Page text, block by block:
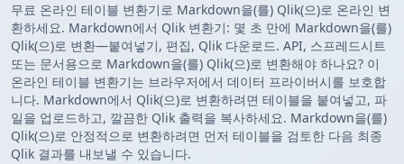
무료 온라인 테이블 변환기로 Markdown을(를) Qlik(으)로 온라인 변
환하세요. Markdown에서 Qlik 변환기: 몇 초 만에 Markdown을(를)
Qlik(으)로 변환—붙여넣기, 편집, Qlik 다운로드. API, 스프레드시트
또는 문서용으로 Markdown을(를) Qlik(으)로 변환해야 하나요? 이
온라인 테이블 변환기는 브라우저에서 데이터 프라이버시를 보호합
니다. Markdown에서 Qlik(으)로 변환하려면 테이블을 붙여넣고, 파
일을 업로드하고, 깔끔한 Qlik 출력을 복사하세요. Markdown을(를)
Qlik(으)로 안정적으로 변환하려면 먼저 테이블을 검토한 다음 최종
Qlik 결과를 내보낼 수 있습니다.